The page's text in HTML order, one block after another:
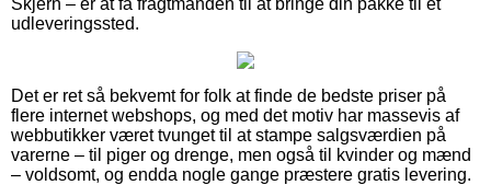
udleveringssted.
Det er ret så bekvemt for folk at finde de bedste priser på
flere internet webshops, og med det motiv har massevis af
webbutikker været tvunget til at stampe salgsværdien på
varerne – til piger og drenge, men også til kvinder og mænd
– voldsomt, og endda nogle gange præstere gratis levering.